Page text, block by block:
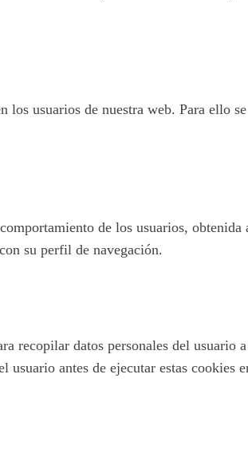
usuarios de nuestra web. Para ello
de los usuarios, obtenida
su perfil de navegación.
recopilar datos personales del usuario
antes de ejecutar estas cookies